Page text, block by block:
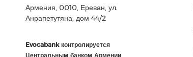
Армения, 0010, Ереван, ул.
Анрапетутяна, дом 44/2
Evocabank контролируется
Центральным банком Армении